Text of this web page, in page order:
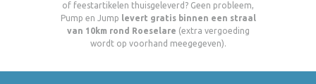
of feestartikelen thuisgeleverd? Geen probleem,
Pump en Jump levert gratis binnen een straal
van 10km rond Roeselare (extra vergoeding
wordt op voorhand meegegeven).